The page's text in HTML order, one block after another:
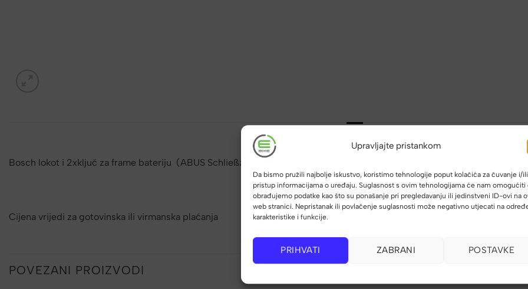
Upravljajte pristankom
Da bismo pružili najbolje iskustvo, koristimo tehnologije poput kolačića za čuvanje i/ili
pristup informacijama o uređaju. Suglasnost s ovim tehnologijama će nam omogućiti
obrađujemo podatke kao što su ponašanje pri pregledavanju ili jedinstveni ID-ovi na
web stranici. Nepristanak ili povlačenje suglasnosti može negativno utjecati na
karakteristike i funkcije.
PRIHVATI ZABRANI POSTAVKE
Bosch lokot i 2xključ za frame bateriju (ABUS Schließzylinder für Bosch PowerPacks Frame (Rahmen) Classic+)
Cijena vrijedi za gotovinska ili virmanska plaćanja
POVEZANI PROIZVODI